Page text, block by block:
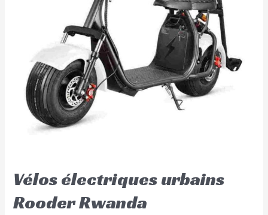
Vélos électriques urbains
Rooder Rwanda